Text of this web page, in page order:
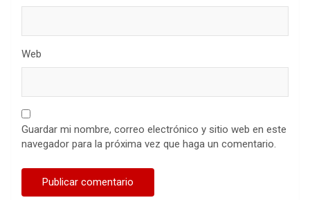
Web
Guardar mi nombre, correo electrónico y sitio web en este
navegador para la próxima vez que haga un comentario.